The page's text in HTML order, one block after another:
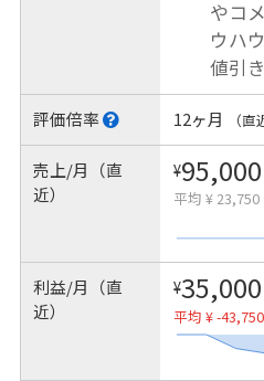
やコ
ウハ
値引
評価倍率 12ヶ月 （直
売上/月（直
近）
¥95,000
平均 ¥ 23,750
利益/月（直
近）
¥35,000
平均 ¥ -43,750